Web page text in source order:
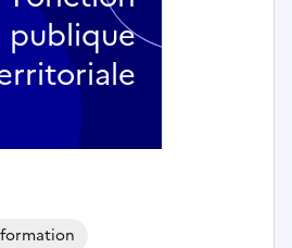
publique